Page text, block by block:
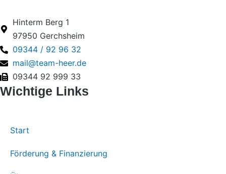
Hinterm Berg 1
97950 Gerchsheim
09344 / 92 96 32
mail@team-heer.de
09344 92 999 33
Wichtige Links
Start
Förderung & Finanzierung